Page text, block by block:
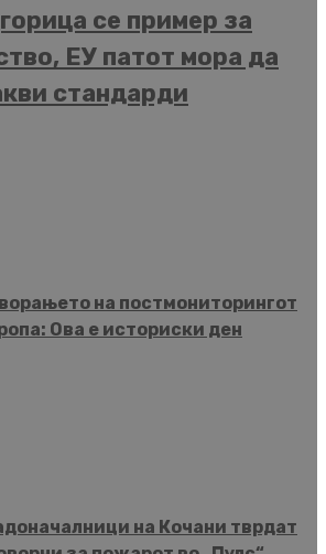
се пример за
ЕУ патот мора да
стандарди
на постмониторингот
Ова е историски ден
на Кочани тврдат